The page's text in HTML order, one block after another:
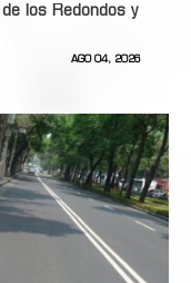
los Redondos y
AGO 04, 2026